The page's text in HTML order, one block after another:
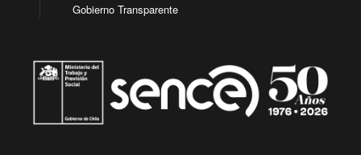
Gobierno Transparente